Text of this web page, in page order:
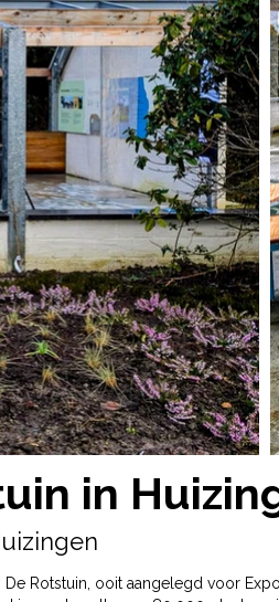
in
Rotstuin, ooit aangelegd voor